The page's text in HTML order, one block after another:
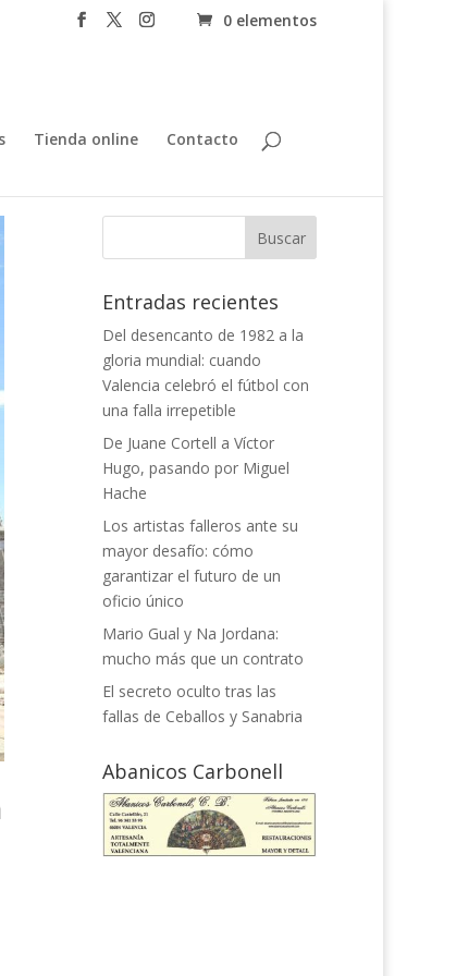
0 elementos
Tienda online Contacto
Entradas recientes
Del desencanto de 1982 a la
gloria mundial: cuando
Valencia celebró el fútbol con
una falla irrepetible
De Juane Cortell a Víctor
Hugo, pasando por Miguel
Hache
Los artistas falleros ante su
mayor desafío: cómo
garantizar el futuro de un
oficio único
Mario Gual y Na Jordana:
mucho más que un contrato
El secreto oculto tras las
fallas de Ceballos y Sanabria
Abanicos Carbonell